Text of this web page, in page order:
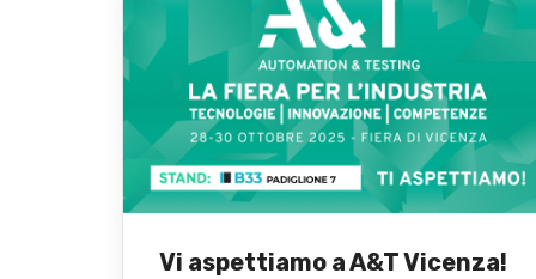
Vi aspettiamo a A&T Vicenza!